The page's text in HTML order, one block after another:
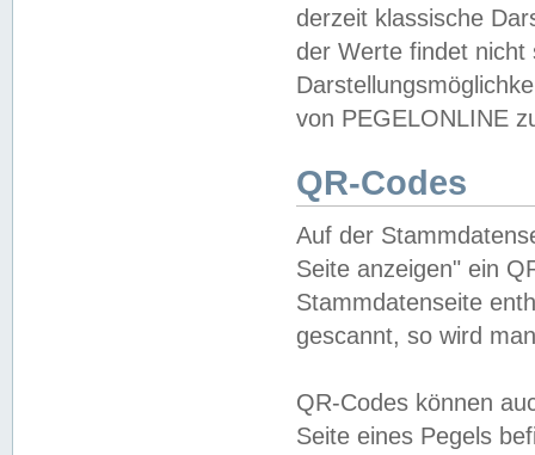
derzeit klassische
der Werte findet
von PEGELONLINE
QR-Codes
Auf der
Seite anzeigen" ein
Stammdatenseite
gescannt, so wird
QR-Codes können
Seite eines Pegels